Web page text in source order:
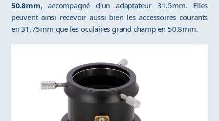
50.8mm, accompagné d'un adaptateur 31.5mm. Elles
peuvent ainsi recevoir aussi bien les accessoires courants
en 31.75mm que les oculaires grand champ en 50.8mm.